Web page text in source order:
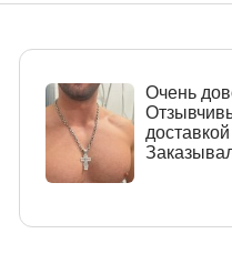
Очень